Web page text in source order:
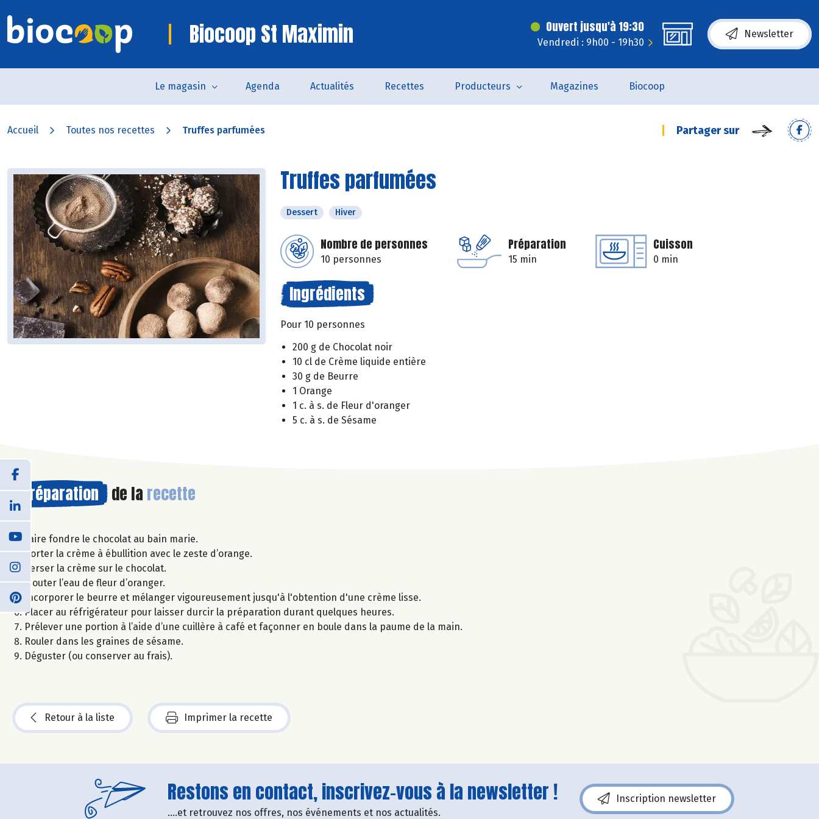
Biocoop St Maximin Ouvert jusqu'à 19:30
Vendredi : 9h00 - 19h30
Newsletter
Le magasin Agenda Actualités Recettes Producteurs Magazines Biocoop
Accueil Toutes nos recettes Truffes parfumées Partager sur
Truffes parfumées
Dessert Hiver
Nombre de personnes
10 personnes
Préparation
15 min
Cuisson
0 min
Ingrédients
Pour 10 personnes
200 g de Chocolat noir
10 cl de Crème liquide entière
30 g de Beurre
1 Orange
1 c. à s. de Fleur d'oranger
5 c. à s. de Sésame
Préparation de la recette
Faire fondre le chocolat au bain marie.
Porter la crème à ébullition avec le zeste d’orange.
Verser la crème sur le chocolat.
Ajouter l’eau de fleur d’oranger.
Incorporer le beurre et mélanger vigoureusement jusqu'à l'obtention d'une crème lisse.
Placer au réfrigérateur pour laisser durcir la préparation durant quelques heures.
Prélever une portion à l’aide d’une cuillère à café et façonner en boule dans la paume de la main.
Rouler dans les graines de sésame.
Déguster (ou conserver au frais).
Retour à la liste Imprimer la recette
Restons en contact, inscrivez-vous à la newsletter !
....et retrouvez nos offres, nos événements et nos actualités.
Inscription newsletter